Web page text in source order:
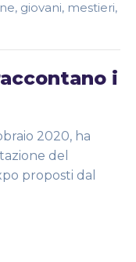
, giovani, mestieri,
i
2020, ha
del
proposti dal